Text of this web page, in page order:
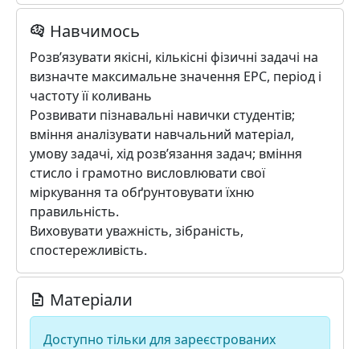
Навчимось
Розв’язувати якісні, кількісні фізичні задачі на
визначте максимальне значення ЕРС, період і
частоту її коливань
Розвивати пізнавальні навички студентів;
вміння аналізувати навчальний матеріал,
умову задачі, хід розв’язання задач; вміння
стисло і грамотно висловлювати свої
міркування та обґрунтовувати їхню
правильність.
Виховувати уважність, зібраність,
спостережливість.
Матеріали
Доступно тільки для зареєстрованих